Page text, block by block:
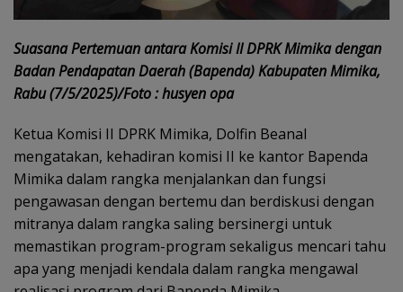
Suasana Pertemuan antara Komisi II DPRK Mimika dengan
Badan Pendapatan Daerah (Bapenda) Kabupaten Mimika,
Rabu (7/5/2025)/Foto : husyen opa
Ketua Komisi II DPRK Mimika, Dolfin Beanal
mengatakan, kehadiran komisi II ke kantor Bapenda
Mimika dalam rangka menjalankan dan fungsi
pengawasan dengan bertemu dan berdiskusi dengan
mitranya dalam rangka saling bersinergi untuk
memastikan program-program sekaligus mencari tahu
apa yang menjadi kendala dalam rangka mengawal